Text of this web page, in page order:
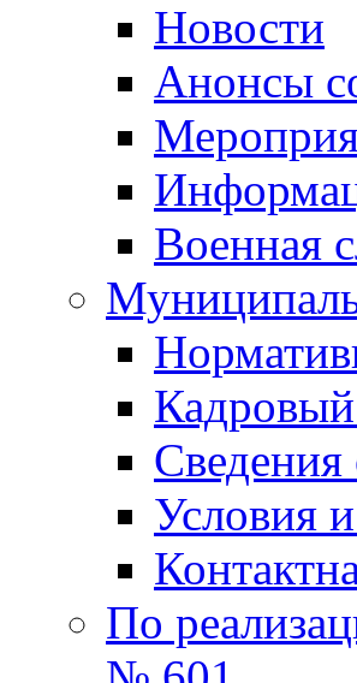
Новости
Анонсы
Военная
Кадровый
Условия
По